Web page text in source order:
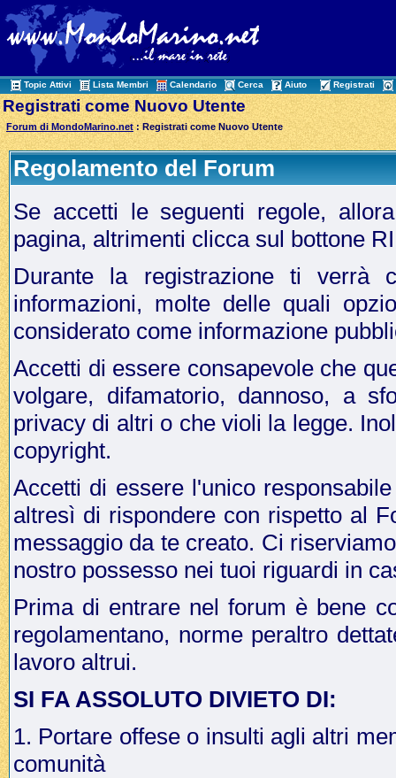
Topic Attivi Lista Membri Calendario Cerca Aiuto Registrati
Registrati come Nuovo Utente
Forum di MondoMarino.net : Registrati come Nuovo Utente
Regolamento del Forum
Se accetti le seguenti regole,
pagina, altrimenti clicca sul bottone
Durante la registrazione ti verrà
informazioni, molte delle quali
considerato come informazione
Accetti di essere consapevole che
volgare, difamatorio, dannoso, a
privacy di altri o che violi la legge.
copyright.
Accetti di essere l'unico
altresì di rispondere con rispetto al
messaggio da te creato. Ci
nostro possesso nei tuoi riguardi in
Prima di entrare nel forum è bene
regolamentano, norme peraltro
lavoro altrui.
SI FA ASSOLUTO DIVIETO DI:
1. Portare offese o insulti agli altri
comunità